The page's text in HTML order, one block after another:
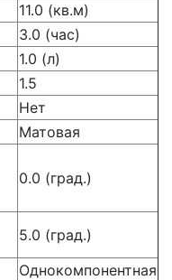
11.0 (кв.м)
3.0 (час)
1.0 (л)
1.5
Нет
Матовая
0.0 (град.)
5.0 (град.)
Однокомпонентная